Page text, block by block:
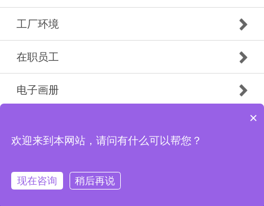
工厂环境
在职员工
电子画册
Copyright © 2019 广州市白云南粤防火门有限公司花都
分公司 版权所有
×
欢迎来到本网站，请问有什么可以帮您？
现在咨询 稍后再说